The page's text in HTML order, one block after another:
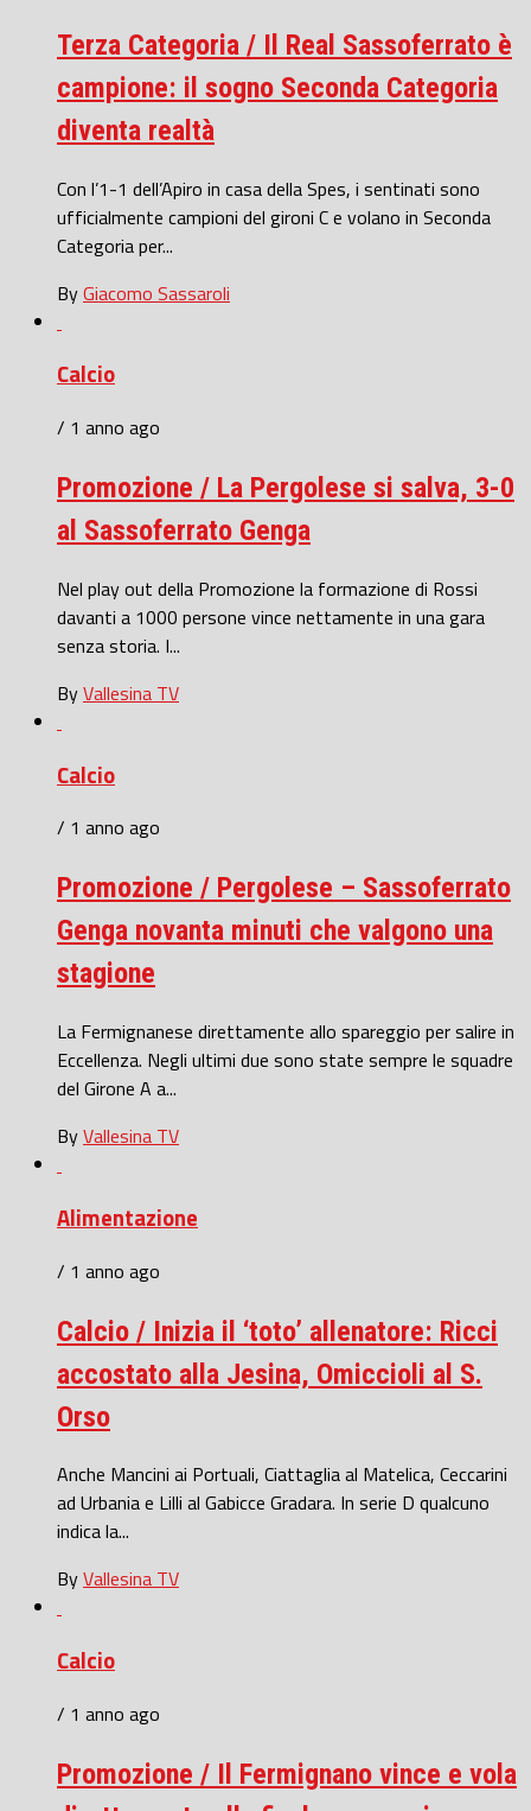
Terza Categoria / Il Real Sassoferrato è
campione: il sogno Seconda Categoria
diventa realtà
Con l’1-1 dell’Apiro in casa della Spes, i sentinati sono
ufficialmente campioni del gironi C e volano in Seconda
Categoria per...
ByGiacomo Sassaroli
Calcio
/ 1 anno ago
Promozione / La Pergolese si salva, 3-0
al Sassoferrato Genga
Nel play out della Promozione la formazione di Rossi
davanti a 1000 persone vince nettamente in una gara
senza storia. I...
ByVallesina TV
Calcio
/ 1 anno ago
Promozione / Pergolese – Sassoferrato
Genga novanta minuti che valgono una
stagione
La Fermignanese direttamente allo spareggio per salire in
Eccellenza. Negli ultimi due sono state sempre le squadre
del Girone A a...
ByVallesina TV
Alimentazione
/ 1 anno ago
Calcio / Inizia il ‘toto’ allenatore: Ricci
accostato alla Jesina, Omiccioli al S.
Orso
Anche Mancini ai Portuali, Ciattaglia al Matelica, Ceccarini
ad Urbania e Lilli al Gabicce Gradara. In serie D qualcuno
indica la...
ByVallesina TV
Calcio
/ 1 anno ago
Promozione / Il Fermignano vince e vola